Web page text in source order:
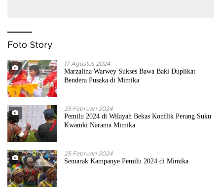
Foto Story
17 Agustus 2024
Marzalina Warwey Sukses Bawa Baki Duplikat
Bendera Pusaka di Mimika
25 Februari 2024
Pemilu 2024 di Wilayah Bekas Konflik Perang Suku
Kwamki Narama Mimika
25 Februari 2024
Semarak Kampanye Pemilu 2024 di Mimika